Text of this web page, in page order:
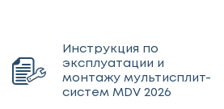
Инструкция по
эксплуатации и
монтажу мультисплит-
систем MDV 2026